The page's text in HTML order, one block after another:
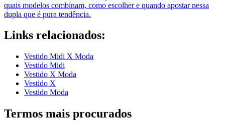
quais modelos combinam, como escolher e quando apostar nessa
dupla que é pura tendência.
Links relacionados:
Vestido Midi X Moda
Vestido Midi
Vestido X Moda
Vestido X
Vestido Moda
Termos mais procurados